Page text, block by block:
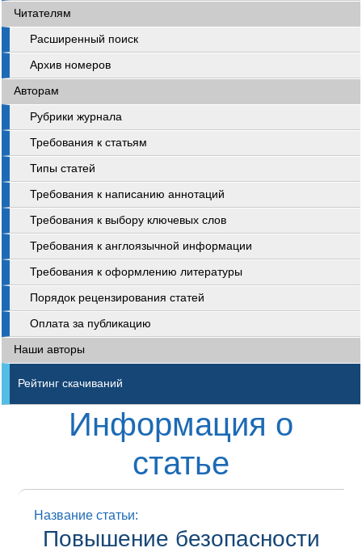
Читателям
Расширенный поиск
Архив номеров
Авторам
Рубрики журнала
Требования к статьям
Типы статей
Требования к написанию аннотаций
Требования к выбору ключевых слов
Требования к англоязычной информации
Требования к оформлению литературы
Порядок рецензирования статей
Оплата за публикацию
Наши авторы
Рейтинг скачиваний
Информация о
статье
Название статьи:
Повышение безопасности